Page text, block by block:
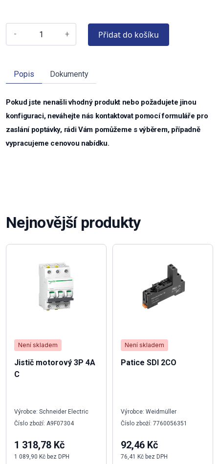
- + Přidat do košíku
Popis Dokumenty
Pokud jste nenašli vhodný produkt nebo požadujete jinou
konfiguraci, neváhejte nás kontaktovat pomocí formuláře pro
zaslání poptávky, rádi Vám pomůžeme s výběrem, případně
vypracujeme cenovou nabídku.
Nejnovější produkty
Není skladem
Jistič motorový 3P 4A
C
Výrobce: Schneider Electric
Číslo zboží: A9F07304
1 318,78 Kč
1 089,90 Kč bez DPH
Není skladem
Patice SDI 2CO
Výrobce: Weidmüller
Číslo zboží: 7760056351
92,46 Kč
76,41 Kč bez DPH